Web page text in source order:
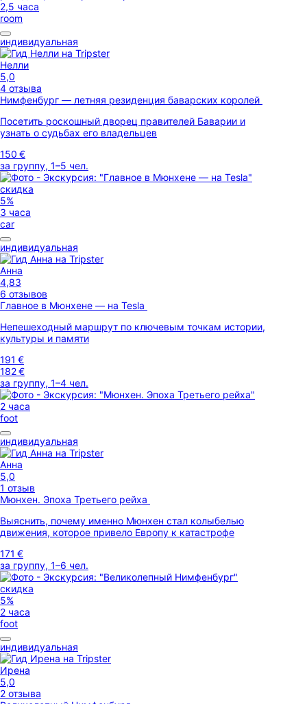
2,5 часа
room
индивидуальная
Нелли
5,0
4 отзыва
Нимфенбург — летняя резиденция баварских королей
Посетить роскошный дворец правителей Баварии и
узнать о судьбах его владельцев
150 €
за группу, 1–5 чел.
скидка
5%
3 часа
car
индивидуальная
Анна
4,83
6 отзывов
Главное в Мюнхене — на Tesla
Непешеходный маршрут по ключевым точкам истории,
культуры и памяти
191 €
182 €
за группу, 1–4 чел.
2 часа
foot
индивидуальная
Анна
5,0
1 отзыв
Мюнхен. Эпоха Третьего рейха
Выяснить, почему именно Мюнхен стал колыбелью
движения, которое привело Европу к катастрофе
171 €
за группу, 1–6 чел.
скидка
5%
2 часа
foot
индивидуальная
Ирена
5,0
2 отзыва